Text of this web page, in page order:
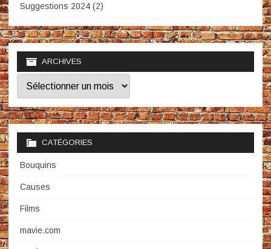
Suggestions 2024 (2)
ARCHIVES
Archives
CATÉGORIES
Bouquins
Causes
Films
mavie.com